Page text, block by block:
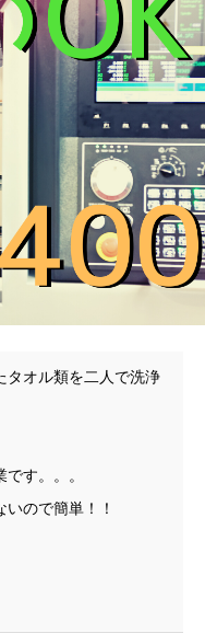
タオル類を二人で洗浄
す。。。
ので簡単！！